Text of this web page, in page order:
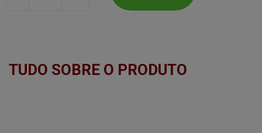
TUDO SOBRE O PRODUTO